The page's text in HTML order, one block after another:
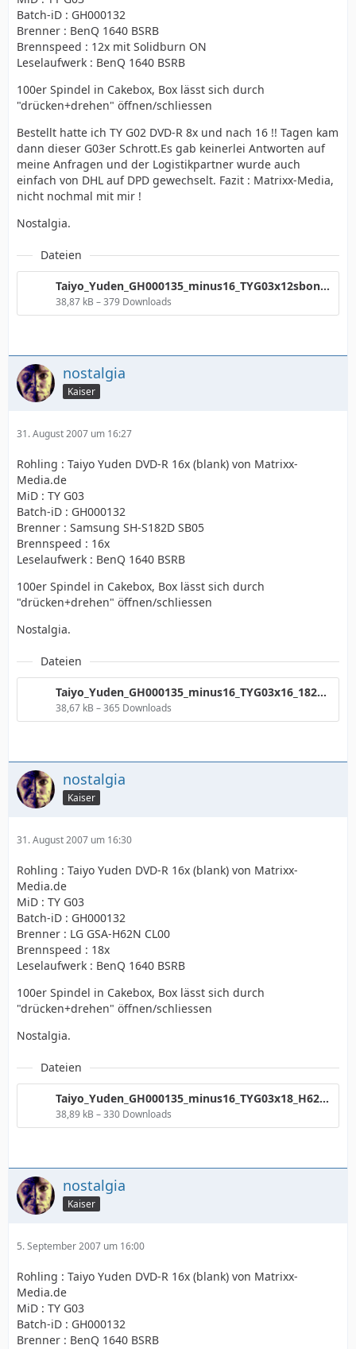
Batch-iD : GH000132
Brenner : BenQ 1640 BSRB
Brennspeed : 12x mit Solidburn ON
Leselaufwerk : BenQ 1640 BSRB
100er Spindel in Cakebox, Box lässt sich durch
"drücken+drehen" öffnen/schliessen
Bestellt hatte ich TY G02 DVD-R 8x und nach 16 !! Tagen kam
dann dieser G03er Schrott.Es gab keinerlei Antworten auf
meine Anfragen und der Logistikpartner wurde auch
einfach von DHL auf DPD gewechselt. Fazit : Matrixx-Media,
nicht nochmal mit mir !
Nostalgia.
Dateien
Taiyo_Yuden_GH000135_minus16_TYG03x12sbon_1640_8ECC.png
38,87 kB – 379 Downloads
nostalgia
Kaiser
31. August 2007 um 16:27
Rohling : Taiyo Yuden DVD-R 16x (blank) von Matrixx-
Media.de
MiD : TY G03
Batch-iD : GH000132
Brenner : Samsung SH-S182D SB05
Brennspeed : 16x
Leselaufwerk : BenQ 1640 BSRB
100er Spindel in Cakebox, Box lässt sich durch
"drücken+drehen" öffnen/schliessen
Nostalgia.
Dateien
Taiyo_Yuden_GH000135_minus16_TYG03x16_182D_8ECC.png
38,67 kB – 365 Downloads
nostalgia
Kaiser
31. August 2007 um 16:30
Rohling : Taiyo Yuden DVD-R 16x (blank) von Matrixx-
Media.de
MiD : TY G03
Batch-iD : GH000132
Brenner : LG GSA-H62N CL00
Brennspeed : 18x
Leselaufwerk : BenQ 1640 BSRB
100er Spindel in Cakebox, Box lässt sich durch
"drücken+drehen" öffnen/schliessen
Nostalgia.
Dateien
Taiyo_Yuden_GH000135_minus16_TYG03x18_H62N_8ECC.png
38,89 kB – 330 Downloads
nostalgia
Kaiser
5. September 2007 um 16:00
Rohling : Taiyo Yuden DVD-R 16x (blank) von Matrixx-
Media.de
MiD : TY G03
Batch-iD : GH000132
Brenner : BenQ 1640 BSRB